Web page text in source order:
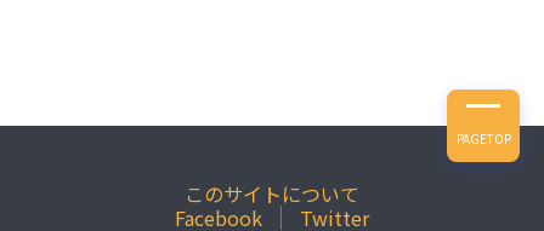
PAGETOP
このサイトについて
Facebook
Twitter